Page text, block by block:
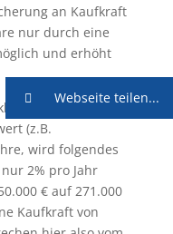
an Kaufkraft
nur durch eine
und erhöht
zwischen
(z.B.
wird folgendes
2% pro Jahr
€ auf 271.000
Kaufkraft von
Webseite teilen...